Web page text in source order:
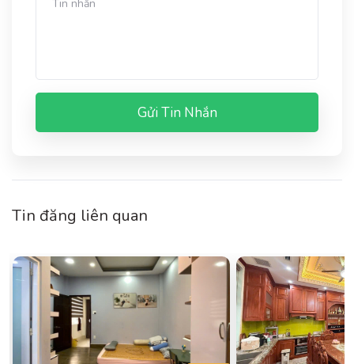
Gửi Tin Nhắn
Tin đăng liên quan